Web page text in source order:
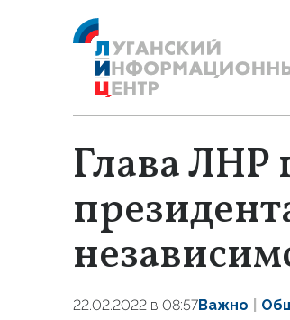
Глава ЛНР
22.02.2022 в 08:57Важно